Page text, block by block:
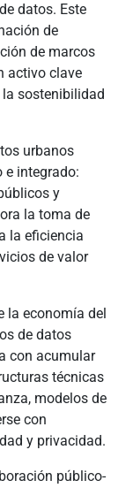
datos. Este
de
de marcos
activo clave
sostenibilidad
urbanos
e integrado:
y
la toma de
la eficiencia
de valor
la economía del
de datos
con acumular
técnicas
modelos de
con
y privacidad.
público-